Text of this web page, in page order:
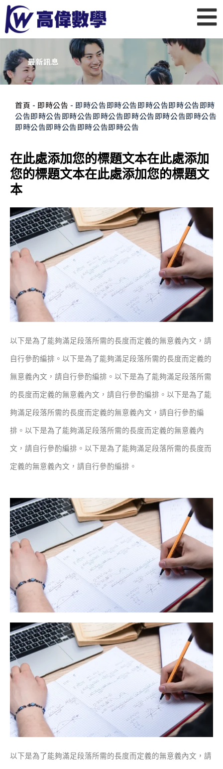
首頁 - 即時公告 - 即時公告即時公告即時公告即時公告即時
公告即時公告即時公告即時公告即時公告即時公告即時公告
即時公告即時公告即時公告即時公告
在此處添加您的標題文本在此處添加
您的標題文本在此處添加您的標題文
本
以下是為了能夠滿足段落所需的長度而定義的無意義內文，請
自行參酌編排。 以下是為了能夠滿足段落所需的長度而定義的
無意義內文，請自行參酌編排。 以下是為了能夠滿足段落所需
的長度而定義的無意義內文，請自行參酌編排。 以下是為了能
夠滿足段落所需的長度而定義的無意義內文，請自行參酌編
排。 以下是為了能夠滿足段落所需的長度而定義的無意義內
文，請自行參酌編排。 以下是為了能夠滿足段落所需的長度而
定義的無意義內文，請自行參酌編排。
以下是為了能夠滿足段落所需的長度而定義的無意義內文，請